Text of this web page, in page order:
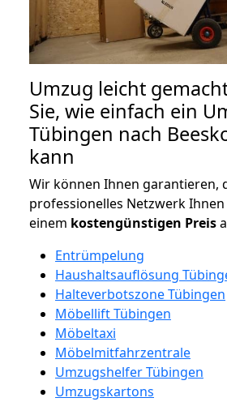
Umzug leicht
Sie, wie einfach ein
Tübingen nach
kann
Wir können Ihnen garantieren,
professionelles Netzwerk Ihnen
einem kostengünstigen Preis
Entrümpelung
Haushaltsauflösung
Halteverbotszone Tübingen
Möbellift Tübingen
Möbeltaxi
Möbelmitfahrzentrale
Umzugshelfer Tübingen
Umzugskartons